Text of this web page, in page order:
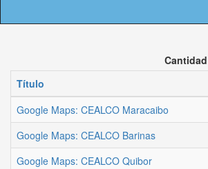
Título
Google Maps: CEALCO Maracaibo
Google Maps: CEALCO Barinas
Google Maps: CEALCO Quibor